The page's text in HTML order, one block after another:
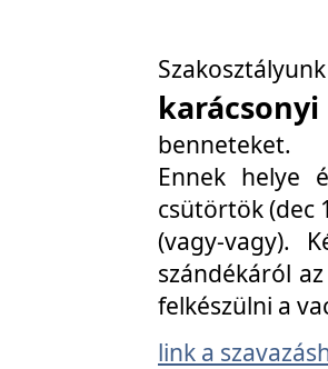
benneteket.
Ennek helye
csütörtök (dec
(vagy-vagy).
szándékáról
felkészülni a
link a